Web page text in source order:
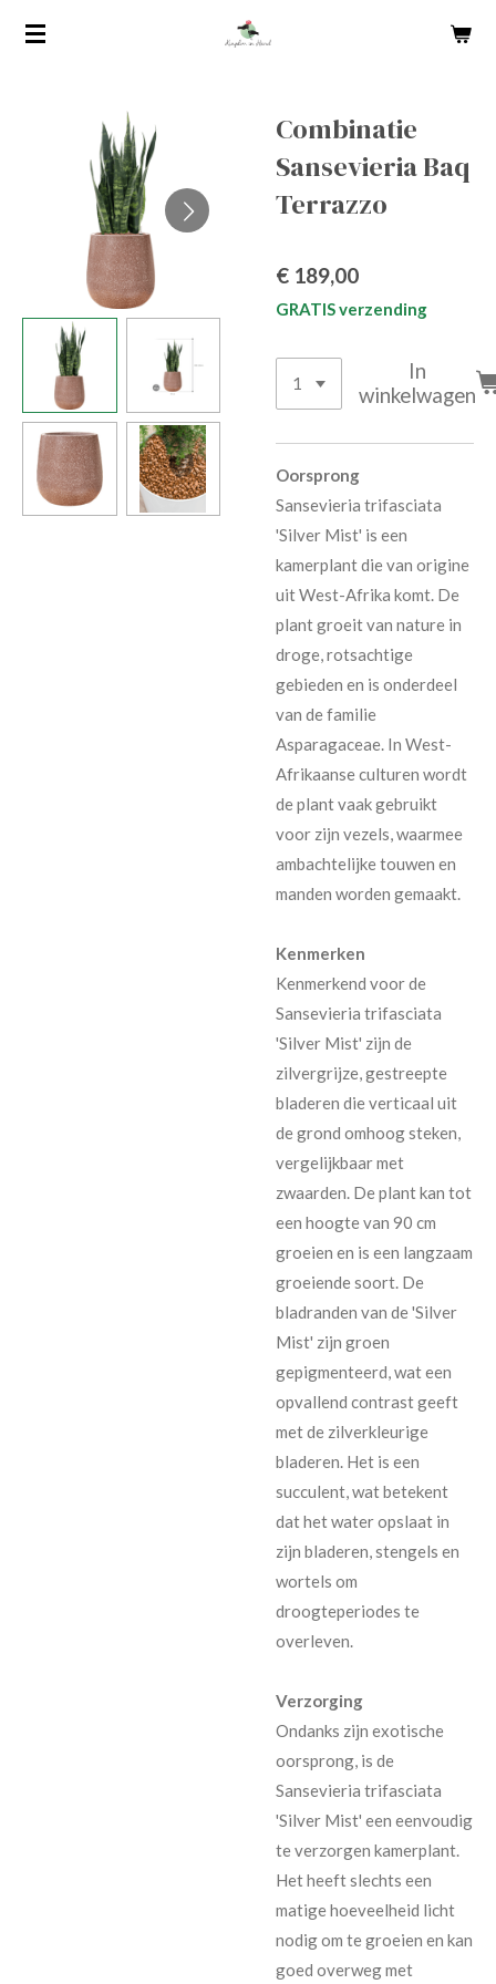
Ga
hoofdinhoud
Combinatie
Sansevieria Baq
Terrazzo
€ 189,00
GRATIS verzending
In
winkelwagen
Oorsprong
Sansevieria trifasciata
'Silver Mist' is een
kamerplant die van origine
uit West-Afrika komt. De
plant groeit van nature in
droge, rotsachtige
gebieden en is onderdeel
van de familie
Asparagaceae. In West-
Afrikaanse culturen wordt
de plant vaak gebruikt
voor zijn vezels, waarmee
ambachtelijke touwen en
manden worden gemaakt.
Kenmerken
Kenmerkend voor de
Sansevieria trifasciata
'Silver Mist' zijn de
zilvergrijze, gestreepte
bladeren die verticaal uit
de grond omhoog steken,
vergelijkbaar met
zwaarden. De plant kan tot
een hoogte van 90 cm
groeien en is een langzaam
groeiende soort. De
bladranden van de 'Silver
Mist' zijn groen
gepigmenteerd, wat een
opvallend contrast geeft
met de zilverkleurige
bladeren. Het is een
succulent, wat betekent
dat het water opslaat in
zijn bladeren, stengels en
wortels om
droogteperiodes te
overleven.
Verzorging
Ondanks zijn exotische
oorsprong, is de
Sansevieria trifasciata
'Silver Mist' een eenvoudig
te verzorgen kamerplant.
Het heeft slechts een
matige hoeveelheid licht
nodig om te groeien en kan
goed overweg met